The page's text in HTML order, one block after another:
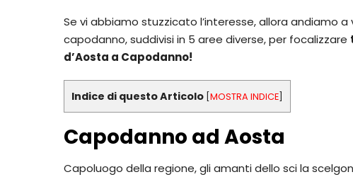
Se vi abbiamo stuzzicato l’interesse, allora andiamo
capodanno, suddivisi in 5 aree diverse, per focalizzare
d’Aosta a Capodanno!
Indice di questo Articolo MOSTRA INDICE
Capodanno ad Aosta
Capoluogo della regione, gli amanti dello sci la